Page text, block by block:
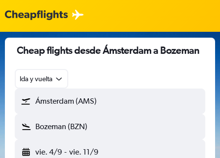
Cheap flights desde Ámsterdam a Bozeman
Ida y vuelta
Ámsterdam (AMS)
Bozeman (BZN)
vie. 4/9 - vie. 11/9